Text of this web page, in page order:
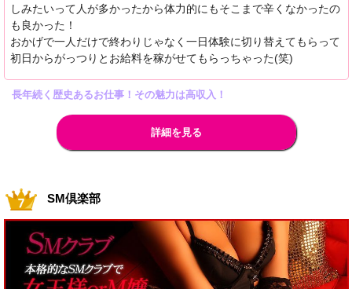
しみたいって人が多かったから体力的にもそこまで辛くなかったの
も良かった！
おかげで一人だけで終わりじゃなく一日体験に切り替えてもらって
初日からがっつりとお給料を稼がせてもらっちゃった(笑)
長年続く歴史あるお仕事！その魅力は高収入！
詳細を見る
SM倶楽部